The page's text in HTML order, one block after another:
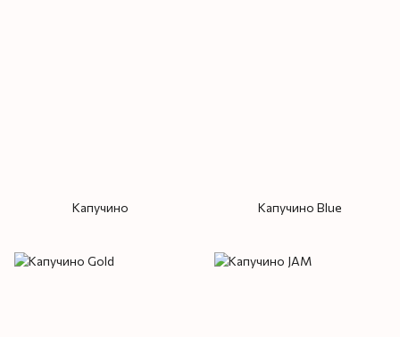
Капучино Капучино Blue